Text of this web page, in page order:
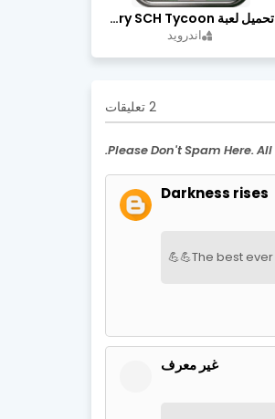
تحميل لعبة Idle Military SCH Tycoon مهكرة آخر إصدار
اندرويد
2 تعليقات
Darkness rises
The best ever💪💪
غير معرف